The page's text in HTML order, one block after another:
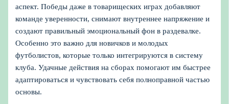
аспект. Победы даже в товарищеских играх добавляют
команде уверенности, снимают внутреннее напряжение и
создают правильный эмоциональный фон в раздевалке.
Особенно это важно для новичков и молодых
футболистов, которые только интегрируются в систему
клуба. Удачные действия на сборах помогают им быстрее
адаптироваться и чувствовать себя полноправной частью
основы.